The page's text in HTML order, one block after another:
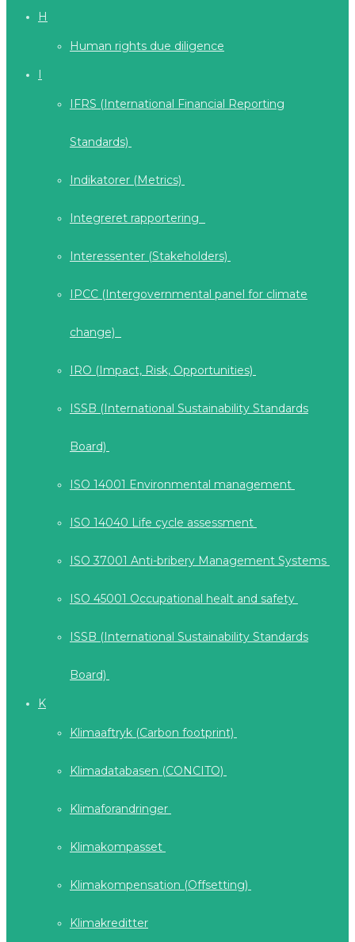
H
Human rights due diligence
I
IFRS (International Financial Reporting
Standards)
Indikatorer (Metrics)
Integreret rapportering
Interessenter (Stakeholders)
IPCC (Intergovernmental panel for climate
change)
IRO (Impact, Risk, Opportunities)
ISSB (International Sustainability Standards
Board)
ISO 14001 Environmental management
ISO 14040 Life cycle assessment
ISO 37001 Anti-bribery Management Systems
ISO 45001 Occupational healt and safety
ISSB (International Sustainability Standards
Board)
K
Klimaaftryk (Carbon footprint)
Klimadatabasen (CONCITO)
Klimaforandringer
Klimakompasset
Klimakompensation (Offsetting)
Klimakreditter